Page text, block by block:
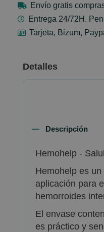
Envío gratis
Entrega 24/72H.
Tarjeta, Bizum,
Detalles
Descripción
Hemohelp -
Hemohelp es
aplicación para
hemorroides
El envase
es práctico y